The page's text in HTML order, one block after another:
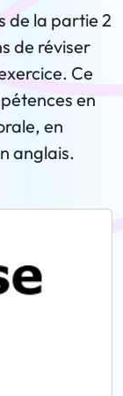
de la partie 2
de réviser
Ce
en
en
anglais.